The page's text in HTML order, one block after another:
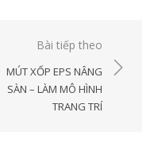
Bài tiếp theo
MÚT XỐP EPS NÂNG
SÀN – LÀM MÔ HÌNH
TRANG TRÍ